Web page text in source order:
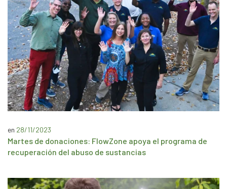
en 28/11/2023
Martes de donaciones: FlowZone apoya el programa de
recuperación del abuso de sustancias